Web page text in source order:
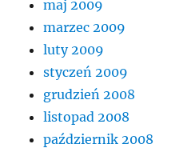
maj 2009
marzec 2009
luty 2009
styczeń 2009
grudzień 2008
listopad 2008
październik 2008